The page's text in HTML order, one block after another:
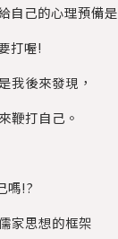
自己的心理預備是
打喔!
我後來發現，
鞭打自己。
嗎!?
家思想的框架